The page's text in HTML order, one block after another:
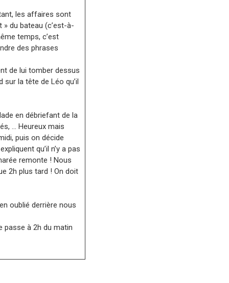
les affaires sont
du bateau (c’est-à-
temps, c’est
des phrases
de lui tomber dessus
la tête de Léo qu’il
en débriefant de la
… Heureux mais
puis on décide
qu’il n’y a pas
remonte ! Nous
2h plus tard ! On doit
oublié derrière nous
passe à 2h du matin